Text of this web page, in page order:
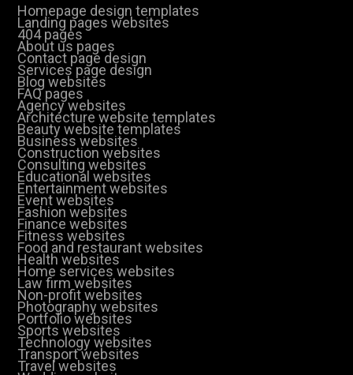
Homepage design templates
Landing pages websites
404 pages
About us pages
Contact page design
Services page design
Blog websites
FAQ pages
Agency websites
Architecture website templates
Beauty website templates
Business websites
Construction websites
Consulting websites
Educational websites
Entertainment websites
Event websites
Fashion websites
Finance websites
Fitness websites
Food and restaurant websites
Health websites
Home services websites
Law firm websites
Non-profit websites
Photography websites
Portfolio websites
Sports websites
Technology websites
Transport websites
Travel websites